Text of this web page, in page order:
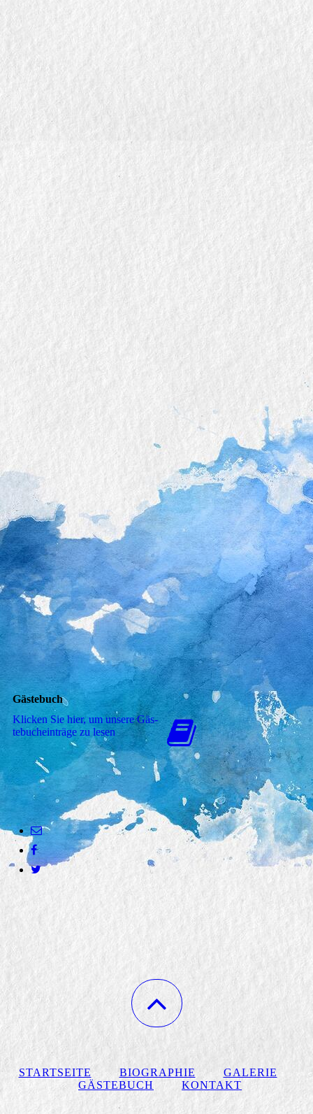
Gästebuch
Klicken Sie hier, um unsere Gäs­
te­buch­ein­trä­ge zu lesen
STARTSEITE BIOGRAPHIE
GALERIE
GÄSTEBUCH
KONTAKT